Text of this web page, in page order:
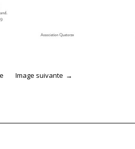
Image suivante